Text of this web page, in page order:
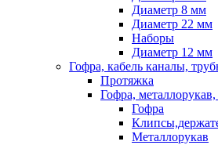
Диаметр 8 мм
Диаметр 22 мм
Наборы
Диаметр 12 мм
Гофра, кабель каналы,
Протяжка
Гофра,
Гофра
Металлорукав